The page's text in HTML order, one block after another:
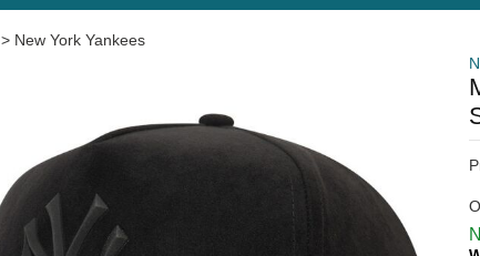
> New York Yankees